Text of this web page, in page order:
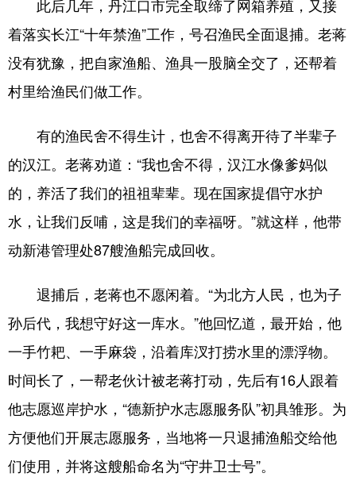
辽宁 吉林 上海 江苏
浙江 安徽 福建 江西
山东 河南 湖北 湖南
四川 贵州 云南 西藏
陕西 甘肃 青海 宁夏
新疆 内蒙古 黑龙江
English Español Français عربى
Русский язык 日本語 한국어
此后几年，丹江口市完全取缔了网箱养殖，又接
着落实长江“十年禁渔”工作，号召渔民全面退捕。老蒋
没有犹豫，把自家渔船、渔具一股脑全交了，还帮着
村里给渔民们做工作。
有的渔民舍不得生计，也舍不得离开待了半辈子
的汉江。老蒋劝道：“我也舍不得，汉江水像爹妈似
的，养活了我们的祖祖辈辈。现在国家提倡守水护
水，让我们反哺，这是我们的幸福呀。”就这样，他带
动新港管理处87艘渔船完成回收。
退捕后，老蒋也不愿闲着。“为北方人民，也为子
孙后代，我想守好这一库水。”他回忆道，最开始，他
一手竹耙、一手麻袋，沿着库汊打捞水里的漂浮物。
时间长了，一帮老伙计被老蒋打动，先后有16人跟着
他志愿巡岸护水，“德新护水志愿服务队”初具雏形。为
方便他们开展志愿服务，当地将一只退捕渔船交给他
们使用，并将这艘船命名为“守井卫士号”。